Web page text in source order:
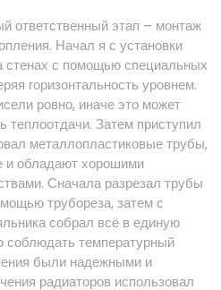
ответственный этап – монтаж
Начал я с установки
стенах с помощью специальных
горизонтальность уровнем.
ровно, иначе это может
теплоотдачи. Затем приступил
металлопластиковые трубы,
и обладают хорошими
Сначала разрезал трубы
трубореза, затем с
собрал всё в единую
температурный
были надежными и
радиаторов использовал